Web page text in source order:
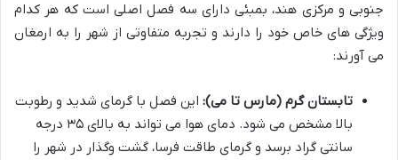
جنوبی و مرکزی هند، بمبئی دارای سه فصل اصلی است که هر کدام
ویژگی های خاص خود را دارند و تجربه متفاوتی از شهر را به ارمغان
می آورند:
تابستان گرم (مارس تا می): این فصل با گرمای شدید و رطوبت
بالا مشخص می شود. دمای هوا می تواند به بالای ۳۵ درجه
سانتی گراد برسد و گرمای طاقت فرسا، گشت وگذار در شهر را